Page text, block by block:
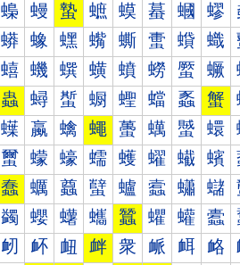
蟂 蟃 蟄 蟅 蟆 蟇 蟈 蟉
蟒 蟓 蟔 蟕 蟖 蟗 蟘 蟙
蟢 蟣 蟤 蟥 蟦 蟧 蟨 蟩
蟲 蟳 蟴 蟵 蟶 蟷 蟸 蟹
蠂 蠃 蠄 蠅 蠆 蠇 蠈 蠉
蠒 蠓 蠔 蠕 蠖 蠗 蠘 蠙
蠢 蠣 蠤 蠥 蠦 蠧 蠨 蠩
蠲 蠳 蠴 蠵 蠶 蠷 蠸 蠹
衂 衃 衄 衅 衆 衇 衈 衉